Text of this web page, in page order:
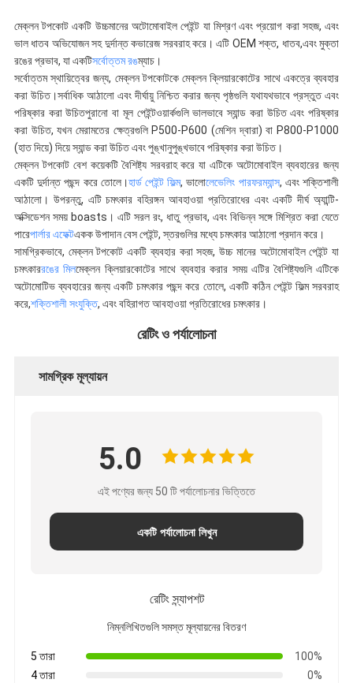
মেক্লন টপকোট একটি উচ্চমানের অটোমোবাইল পেইন্ট যা মিশ্রণ এবং প্রয়োগ করা সহজ, এবং
ভাল ধাতব অভিযোজন সহ দুর্দান্ত কভারেজ সরবরাহ করে। এটি OEM শক্ত, ধাতব,এবং মুক্তা
রঙের প্রভাব, যা একটিসর্বোত্তম রঙম্যাচ।
সর্বোত্তম স্থায়িত্বের জন্য, মেক্লন টপকোটকে মেক্লন ক্লিয়ারকোটের সাথে একত্রে ব্যবহার
করা উচিত।সর্বাধিক আঠালো এবং দীর্ঘায়ু নিশ্চিত করার জন্য পৃষ্ঠগুলি যথাযথভাবে প্রস্তুত এবং
পরিষ্কার করা উচিতপুরানো বা মূল পেইন্টওয়ার্কগুলি ভালভাবে স্যান্ড করা উচিত এবং পরিষ্কার
করা উচিত, যখন মেরামতের ক্ষেত্রগুলি P500-P600 (মেশিন দ্বারা) বা P800-P1000
(হাত দিয়ে) দিয়ে স্যান্ড করা উচিত এবং পুঙ্খানুপুঙ্খভাবে পরিষ্কার করা উচিত।
মেক্লন টপকোট বেশ কয়েকটি বৈশিষ্ট্য সরবরাহ করে যা এটিকে অটোমোবাইল ব্যবহারের জন্য
একটি দুর্দান্ত পছন্দ করে তোলে।হার্ড পেইন্ট ফিল্ম, ভালোলেভেলিং পারফরম্যান্স, এবং শক্তিশালী
আঠালো। উপরন্তু, এটি চমৎকার বহিরঙ্গন আবহাওয়া প্রতিরোধের এবং একটি দীর্ঘ অ্যান্টি-
অক্সিডেশন সময় boasts। এটি সরল রং, ধাতু প্রভাব, এবং বিভিন্ন সঙ্গে মিশ্রিত করা যেতে
পারেপার্লার এফেক্টএকক উপাদান বেস পেইন্ট, স্তরগুলির মধ্যে চমৎকার আঠালো প্রদান করে।
সামগ্রিকভাবে, মেক্লন টপকোট একটি ব্যবহার করা সহজ, উচ্চ মানের অটোমোবাইল পেইন্ট যা
চমৎকাররঙের মিলমেক্লন ক্লিয়ারকোটের সাথে ব্যবহার করার সময় এটির বৈশিষ্ট্যগুলি এটিকে
অটোমোটিভ ব্যবহারের জন্য একটি চমৎকার পছন্দ করে তোলে, একটি কঠিন পেইন্ট ফিল্ম সরবরাহ
করে,শক্তিশালী সংযুক্তি, এবং বহিরাগত আবহাওয়া প্রতিরোধের চমৎকার।
রেটিং ও পর্যালোচনা
সামগ্রিক মূল্যায়ন
5.0
এই পণ্যের জন্য 50 টি পর্যালোচনার ভিত্তিতে
একটি পর্যালোচনা লিখুন
রেটিং স্ন্যাপশট
নিম্নলিখিতগুলি সমস্ত মূল্যায়নের বিতরণ
5 তারা
100%
4 তারা
0%